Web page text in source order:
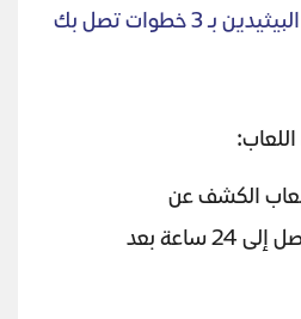
علاج ادمان البيثيدين بـ 3 خطوات تصل بك
الكشف عن
ketamine لمدة تصل إلى 24 ساعة بعد